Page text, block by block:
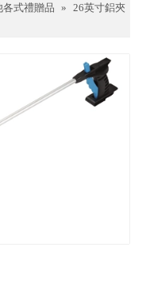
各式禮贈品 »
26英寸鋁夾